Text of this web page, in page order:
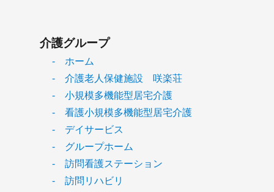
介護グループ
- ホーム
- 介護老人保健施設 咲楽荘
- 小規模多機能型居宅介護
- 看護小規模多機能型居宅介護
- デイサービス
- グループホーム
- 訪問看護ステーション
- 訪問リハビリ